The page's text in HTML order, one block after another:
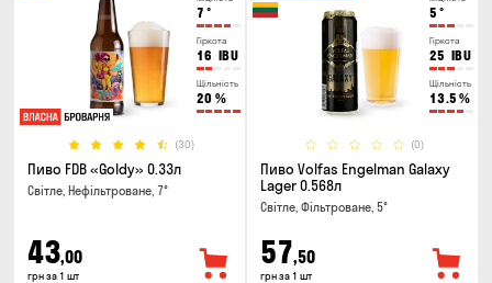
7 °
Гіркота
16 IBU
Щільність
20 %
(30)
Пиво FDB «Goldy» 0.33л
Світле, Нефільтроване, 7°
43,00
грн за 1 шт
5 °
Гіркота
25 IBU
Щільність
13.5 %
(0)
Пиво Volfas Engelman Galaxy
Lager 0.568л
Світле, Фільтроване, 5°
57,50
грн за 1 шт